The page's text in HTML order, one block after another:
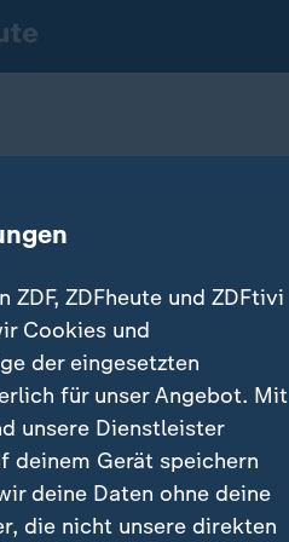
WM
ZDFheute und ZDFtivi
Cookies und
der eingesetzten
für unser Angebot. Mit
unsere Dienstleister
deinem Gerät speichern
deine Daten ohne deine
die nicht unsere direkten